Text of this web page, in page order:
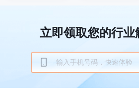
立即领取您的行业